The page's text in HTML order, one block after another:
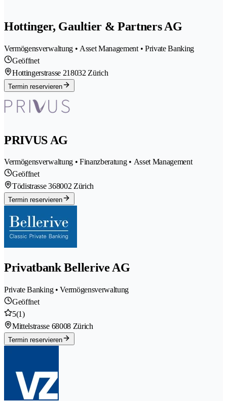
Hottinger, Gaultier & Partners AG
Vermögensverwaltung • Asset Management • Private Banking
Geöffnet
Hottingerstrasse 218032 Zürich
Termin reservieren
PRIVUS AG
Vermögensverwaltung • Finanzberatung • Asset Management
Geöffnet
Tödistrasse 368002 Zürich
Termin reservieren
Privatbank Bellerive AG
Private Banking • Vermögensverwaltung
Geöffnet
5(1)
Mittelstrasse 68008 Zürich
Termin reservieren